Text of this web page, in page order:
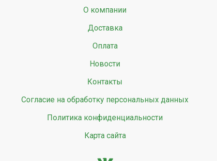
О компании
Доставка
Оплата
Новости
Контакты
Согласие на обработку персональных данных
Политика конфиденциальности
Карта сайта